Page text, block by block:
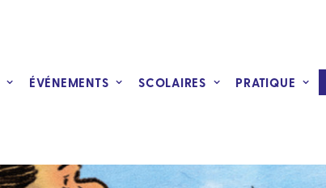
ÉVÉNEMENTS SCOLAIRES PRATIQUE